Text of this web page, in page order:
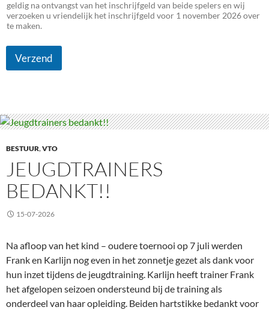
geldig na ontvangst van het inschrijfgeld van beide spelers en wij
verzoeken u vriendelijk het inschrijfgeld voor 1 november 2026 over
te maken.
Verzend
BESTUUR,VTO
JEUGDTRAINERS
BEDANKT!!
15-07-2026
Na afloop van het kind – oudere toernooi op 7 juli werden
Frank en Karlijn nog even in het zonnetje gezet als dank voor
hun inzet tijdens de jeugdtraining. Karlijn heeft trainer Frank
het afgelopen seizoen ondersteund bij de training als
onderdeel van haar opleiding. Beiden hartstikke bedankt voor